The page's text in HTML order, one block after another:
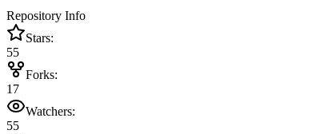
Repository Info
Stars:
55
Forks:
17
Watchers:
55